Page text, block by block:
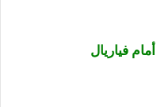
فياريال